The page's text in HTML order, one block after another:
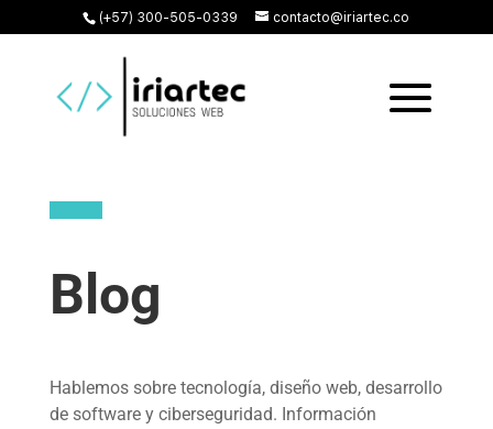
(+57) 300-505-0339 contacto@iriartec.co
Blog
Hablemos sobre tecnología, diseño web, desarrollo
de software y ciberseguridad. Información